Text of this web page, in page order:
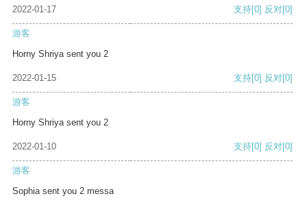
2022-01-17 支持[0] 反对[0]
游客
Horny Shriya sent you 2
2022-01-15 支持[0] 反对[0]
游客
Horny Shriya sent you 2
2022-01-10 支持[0] 反对[0]
游客
Sophia sent you 2 messa